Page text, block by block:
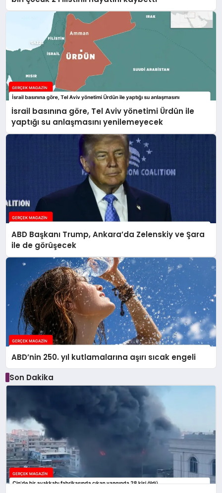
İsrail basınına göre, Tel Aviv yönetimi Ürdün ile
yaptığı su anlaşmasını yenilemeyecek
ABD Başkanı Trump, Ankara’da Zelenskiy ve Şara
ile de görüşecek
ABD’nin 250. yıl kutlamalarına aşırı sıcak engeli
Son Dakika